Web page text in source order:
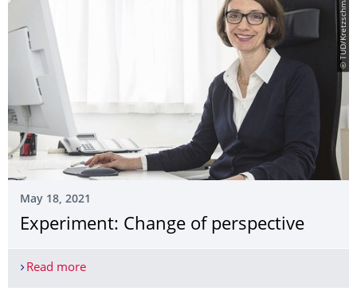
© TUD/Kretzschmar
May 18, 2021
Experiment: Change of perspective
Read moreExperiment: Change of perspective